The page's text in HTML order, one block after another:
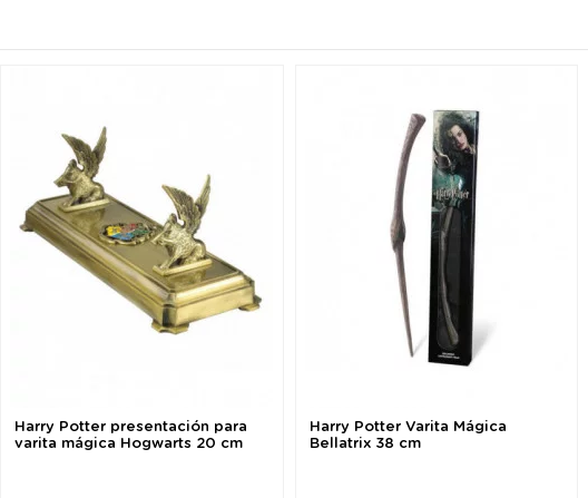
Harry Potter presentación para
varita mágica Hogwarts 20 cm
Harry Potter Varita Mágica
Bellatrix 38 cm